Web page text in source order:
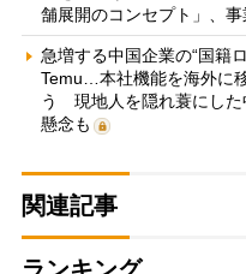
舗展開のコンセプト」、
急増する中国企業の“国籍
Temu…本社機能を海外に
う 現地人を隠れ蓑にした
懸念も
関連記事